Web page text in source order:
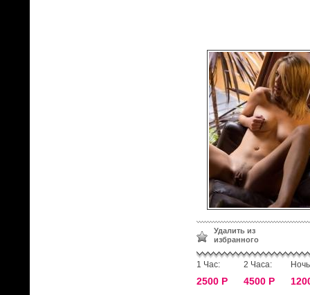
Удалить из
избранного
1 Час:
2500 Р
2 Часа:
4500 Р